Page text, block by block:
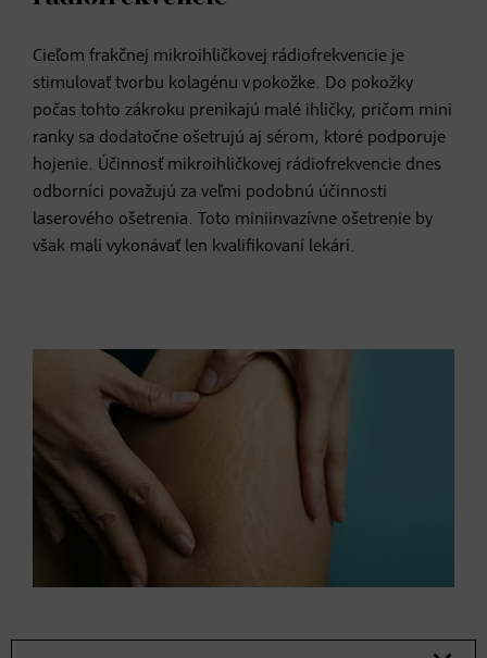
Cieľom frakčnej mikroihličkovej rádiofrekvencie je
stimulovať tvorbu kolagénu v pokožke. Do pokožky
počas tohto zákroku prenikajú malé ihličky, pričom mini
ranky sa dodatočne ošetrujú aj sérom, ktoré podporuje
hojenie. Účinnosť mikroihličkovej rádiofrekvencie dnes
odborníci považujú za veľmi podobnú účinnosti
laserového ošetrenia. Toto miniinvazívne ošetrenie by
však mali vykonávať len kvalifikovaní lekári.